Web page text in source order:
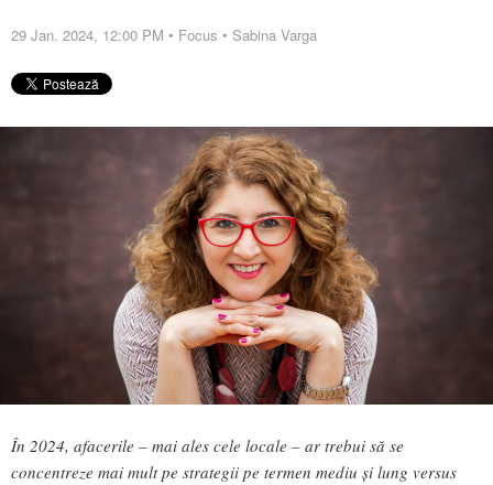
29 Jan. 2024, 12:00 PM • Focus • Sabina Varga
În 2024, afacerile – mai ales cele locale – ar trebui să se
concentreze mai mult pe strategii pe termen mediu și lung versus